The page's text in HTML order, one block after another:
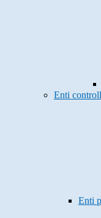
Enti
Enti